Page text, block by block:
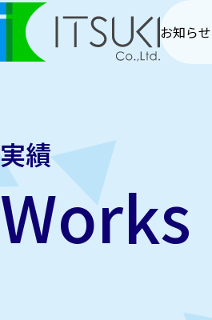
お知らせ
実績
Works